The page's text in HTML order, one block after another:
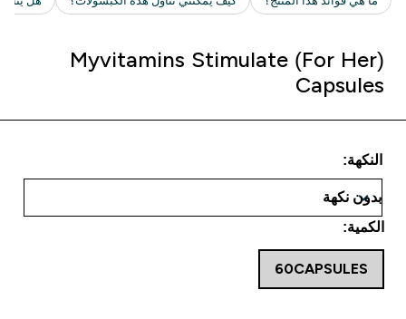
Myvitamins Stimulate (For Her)
Capsules
النكهة:
الكمية:
60CAPSULES